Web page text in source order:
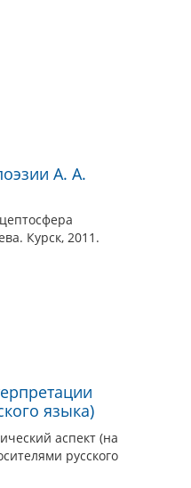
А. А.
Курск, 2011.
языка)
аспект (на
русского